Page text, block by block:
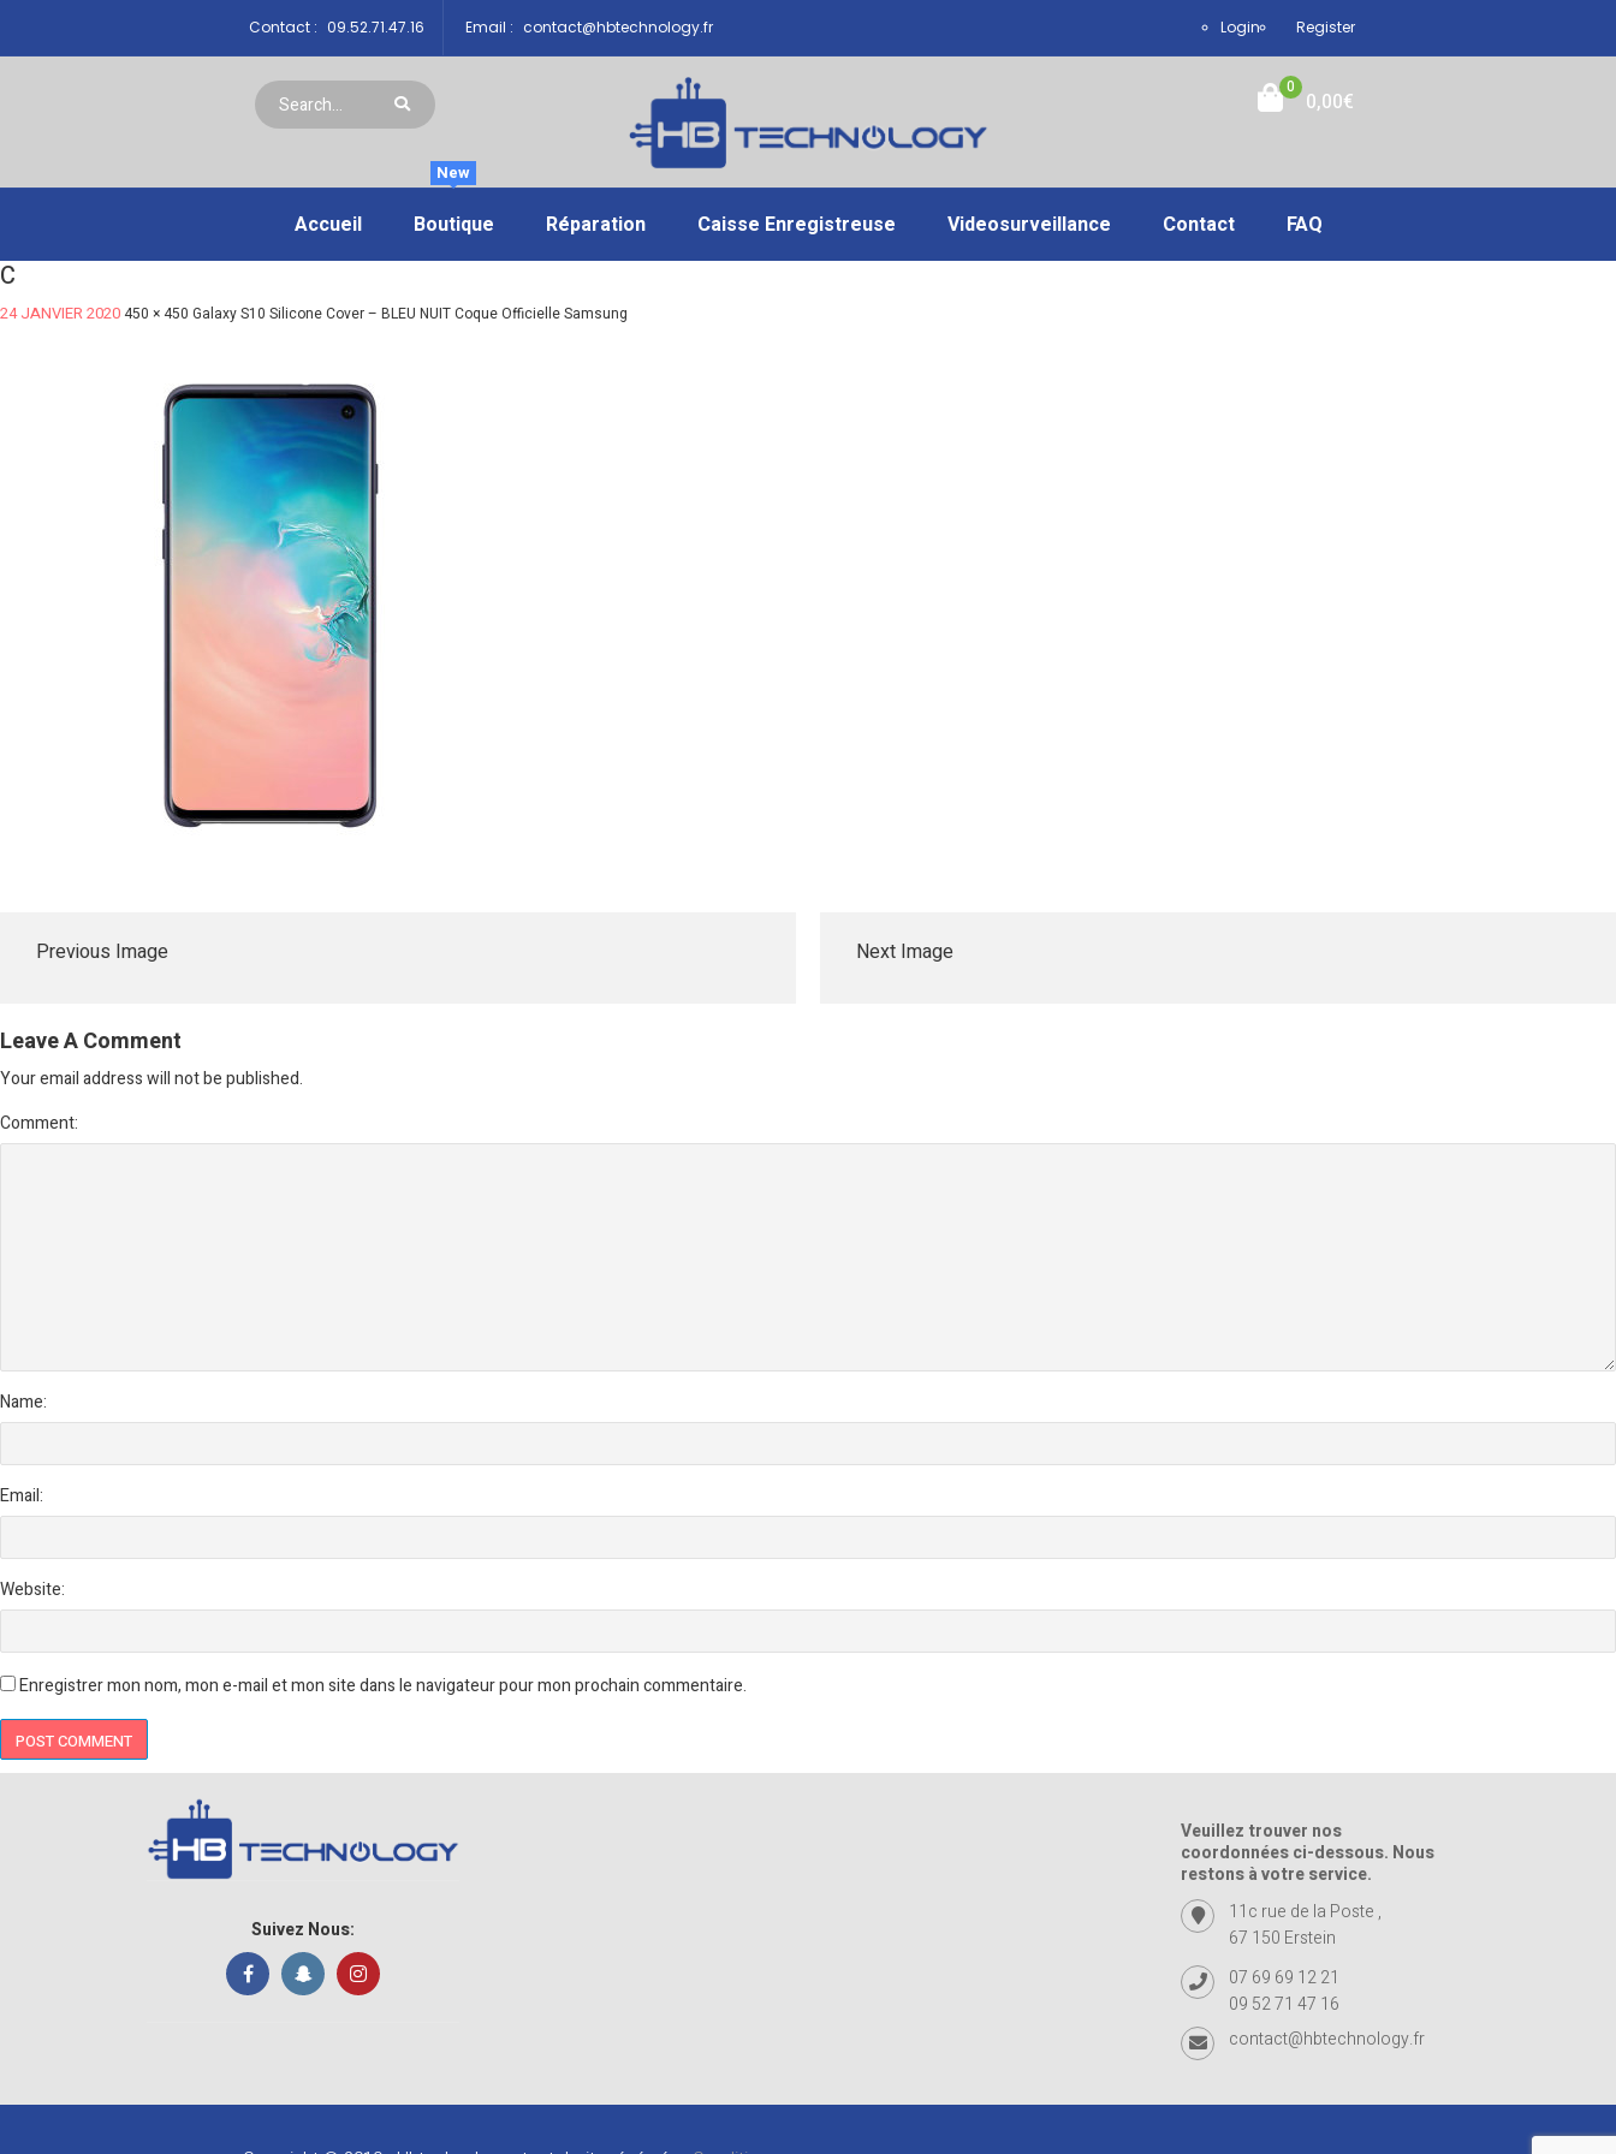
Contact : 09.52.71.47.16 Email : contact@hbtechnology.fr Login Register
0
0,00€
Accueil Boutique
New
Réparation Caisse Enregistreuse Videosurveillance Contact FAQ
C
24 JANVIER 2020 450 × 450 Galaxy S10 Silicone Cover – BLEU NUIT Coque Officielle Samsung
Previous Image Next Image
Leave A Comment
Your email address will not be published.
Comment:
Name:
Email:
Website:
Enregistrer mon nom, mon e-mail et mon site dans le navigateur pour mon prochain commentaire.
Suivez Nous:
Veuillez trouver nos
coordonnées ci-dessous. Nous
restons à votre service.
11c rue de la Poste ,
67 150 Erstein
07 69 69 12 21
09 52 71 47 16
contact@hbtechnology.fr